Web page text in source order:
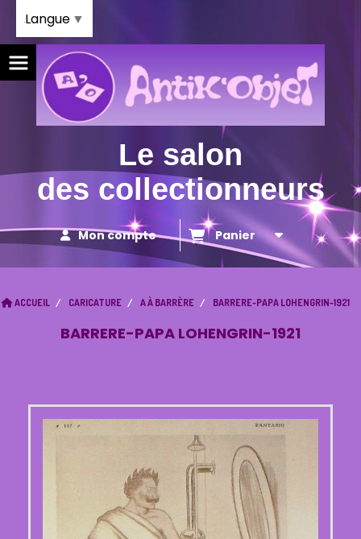
Le salon
des collectionneurs
Mon compte Panier
ACCUEIL CARICATURE A À BARRÈRE BARRERE-PAPA LOHENGRIN-1921
BARRERE-PAPA LOHENGRIN-1921
Langue ▼